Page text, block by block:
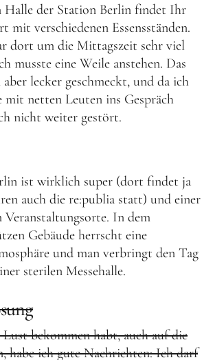
Halle der Station Berlin findet Ihr
mit verschiedenen Essensständen.
dort um die Mittagszeit sehr viel
musste eine Weile anstehen. Das
aber lecker geschmeckt, und da ich
mit netten Leuten ins Gespräch
nicht weiter gestört.
ist wirklich super (dort findet ja
auch die re:publia statt) und einer
Veranstaltungsorte. In dem
Gebäude herrscht eine
und man verbringt den Tag
sterilen Messehalle.
bekommen habt, auch auf die
habe ich gute Nachrichten: Ich darf